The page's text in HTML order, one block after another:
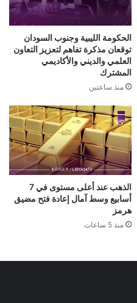
الحكومة الليبية وجنوب السودان
توقعان مذكرة تفاهم لتعزيز التعاون
العلمي والديني والأكاديمي
المشترك
منذ ساعتين
الذهب عند أعلى مستوى في 7
أسابيع وسط آمال إعادة فتح مضيق
هرمز
منذ 5 ساعات